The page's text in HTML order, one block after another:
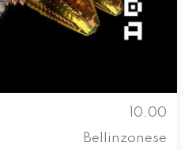
10.00
Bellinzonese